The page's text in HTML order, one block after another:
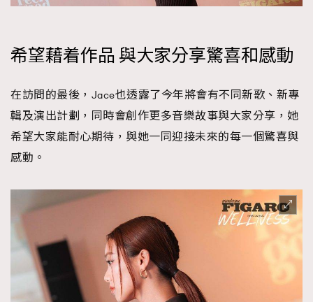
希望藉着作品 與大家分享驚喜和感動
在訪問的最後，Jace也透露了今年將會有不同新歌、新專
輯及演出計劃，同時會創作更多音樂故事與大家分享，她
希望大家能耐心期待，與她一同迎接未來的每一個驚喜與
感動。